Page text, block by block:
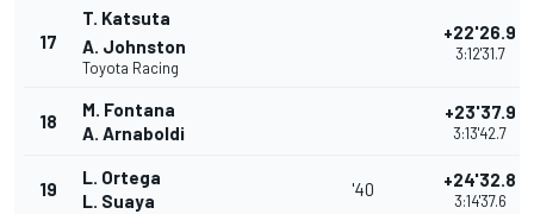
17
T. Katsuta
A. Johnston
Toyota Racing
+22'26.9
3:12'31.7
18
M. Fontana
A. Arnaboldi
+23'37.9
3:13'42.7
19
L. Ortega
L. Suaya
'40 +24'32.8
3:14'37.6